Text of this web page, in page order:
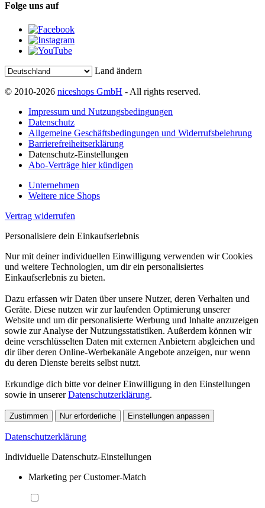
Folge uns auf
Land ändern
© 2010-2026 niceshops GmbH - All rights reserved.
Impressum und Nutzungsbedingungen
Datenschutz
Allgemeine Geschäftsbedingungen und Widerrufsbelehrung
Barrierefreiheitserklärung
Datenschutz-Einstellungen
Abo-Verträge hier kündigen
Unternehmen
Weitere nice Shops
Vertrag widerrufen
Personalisiere dein Einkaufserlebnis
Nur mit deiner individuellen Einwilligung verwenden wir Cookies
und weitere Technologien, um dir ein personalisiertes
Einkaufserlebnis zu bieten.
Dazu erfassen wir Daten über unsere Nutzer, deren Verhalten und
Geräte. Diese nutzen wir zur laufenden Optimierung unserer
Website und um dir personalisierte Werbung und Inhalte anzuzeigen
sowie zur Analyse der Nutzungsstatistiken. Außerdem können wir
deine verschlüsselten Daten mit externen Anbietern abgleichen und
dir über deren Online-Werbekanäle Angebote anzeigen, nur wenn
du deren Dienste bereits selbst nutzt.
Erkundige dich bitte vor deiner Einwilligung in den Einstellungen
sowie in unsererDatenschutzerklärung.
Zustimmen Nur erforderliche Einstellungen anpassen
Datenschutzerklärung
Individuelle Datenschutz-Einstellungen
Marketing per Customer-Match